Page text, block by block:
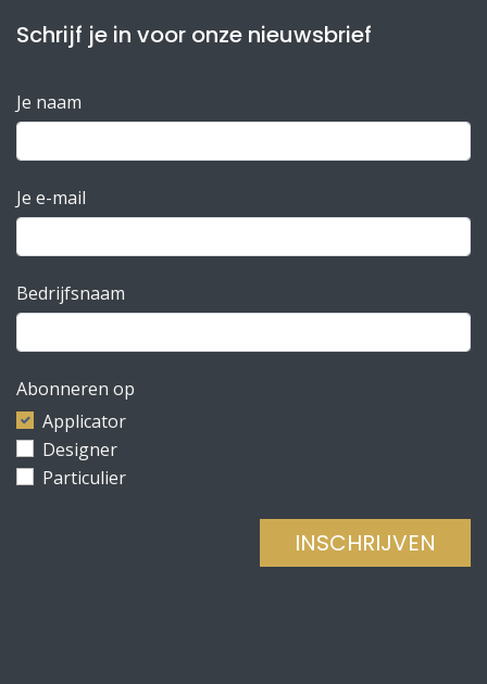
Schrijf je in voor onze nieuwsbrief
Je naam
Je e-mail
Bedrijfsnaam
Abonneren op
Applicator
Designer
Particulier
INSCHRIJVEN